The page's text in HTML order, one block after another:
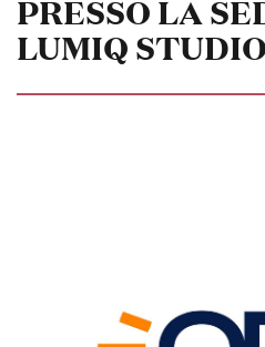
PRESSO LA
LUMIQ